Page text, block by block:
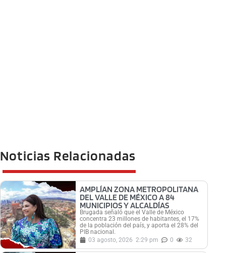
Noticias Relacionadas
AMPLÍAN ZONA METROPOLITANA
DEL VALLE DE MÉXICO A 84
MUNICIPIOS Y ALCALDÍAS
Brugada señaló que el Valle de México
concentra 23 millones de habitantes, el 17%
de la población del país, y aporta el 28% del
PIB nacional.
03 agosto, 2026 2:29 pm 0 32